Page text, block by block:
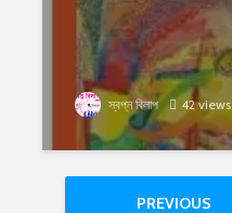
স্বপ্ন বিলাপ 42 views
PREVIOUS